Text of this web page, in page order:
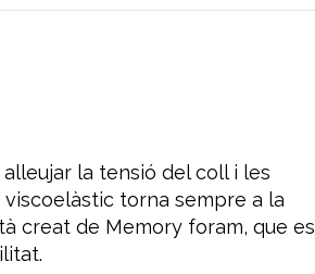
la tensió del coll i les
viscoelàstic torna sempre a la
creat de Memory foram, que es